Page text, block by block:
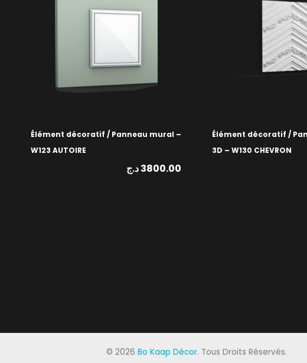
Élément décoratif / Panneau mural –
W123 AUTOIRE
3800.00د.ج
Élément décoratif /
3D – W130 CHEVRON
© 2026 Bo Kaap Décor. Tous Droits Réservés.